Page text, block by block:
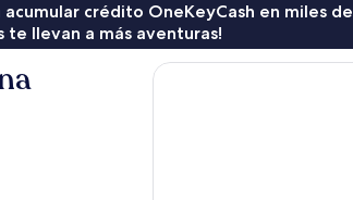
crédito OneKeyCash en miles de
te llevan a más aventuras!